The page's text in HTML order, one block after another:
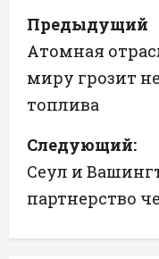
Н
а
в
г
а
ц
Предыдущий
Атомная
миру грозит
топлива
Следующий:
Сеул и
партнерство